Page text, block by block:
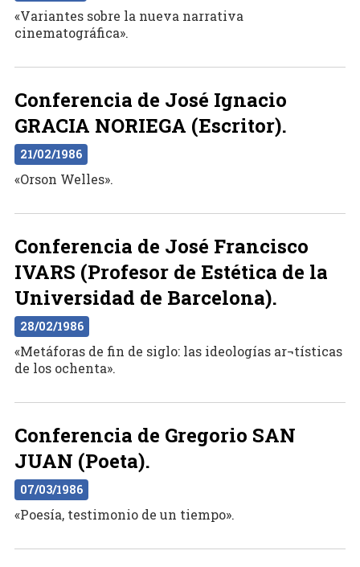
«Variantes sobre la nueva narrativa
cinematográfica».
Conferencia de José Ignacio
GRACIA NORIEGA (Escritor).
21/02/1986
«Orson Welles».
Conferencia de José Francisco
IVARS (Profesor de Estética de la
Universidad de Barcelona).
28/02/1986
«Metáforas de fin de siglo: las ideologías ar¬tísticas
de los ochenta».
Conferencia de Gregorio SAN
JUAN (Poeta).
07/03/1986
«Poesía, testimonio de un tiempo».